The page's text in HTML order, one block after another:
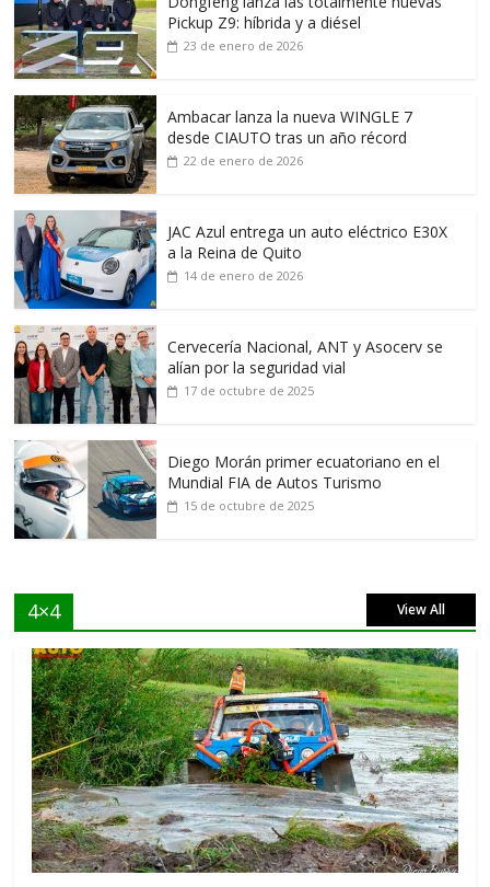
Pickup Z9: híbrida y a diésel
23 de enero de 2026
Ambacar lanza la nueva WINGLE 7
desde CIAUTO tras un año récord
22 de enero de 2026
JAC Azul entrega un auto eléctrico E30X
a la Reina de Quito
14 de enero de 2026
Cervecería Nacional, ANT y Asocerv se
alían por la seguridad vial
17 de octubre de 2025
Diego Morán primer ecuatoriano en el
Mundial FIA de Autos Turismo
15 de octubre de 2025
4×4 View All